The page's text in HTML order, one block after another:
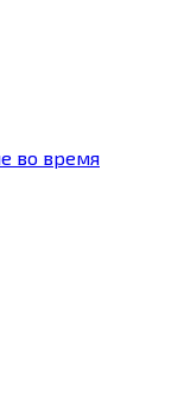
во время